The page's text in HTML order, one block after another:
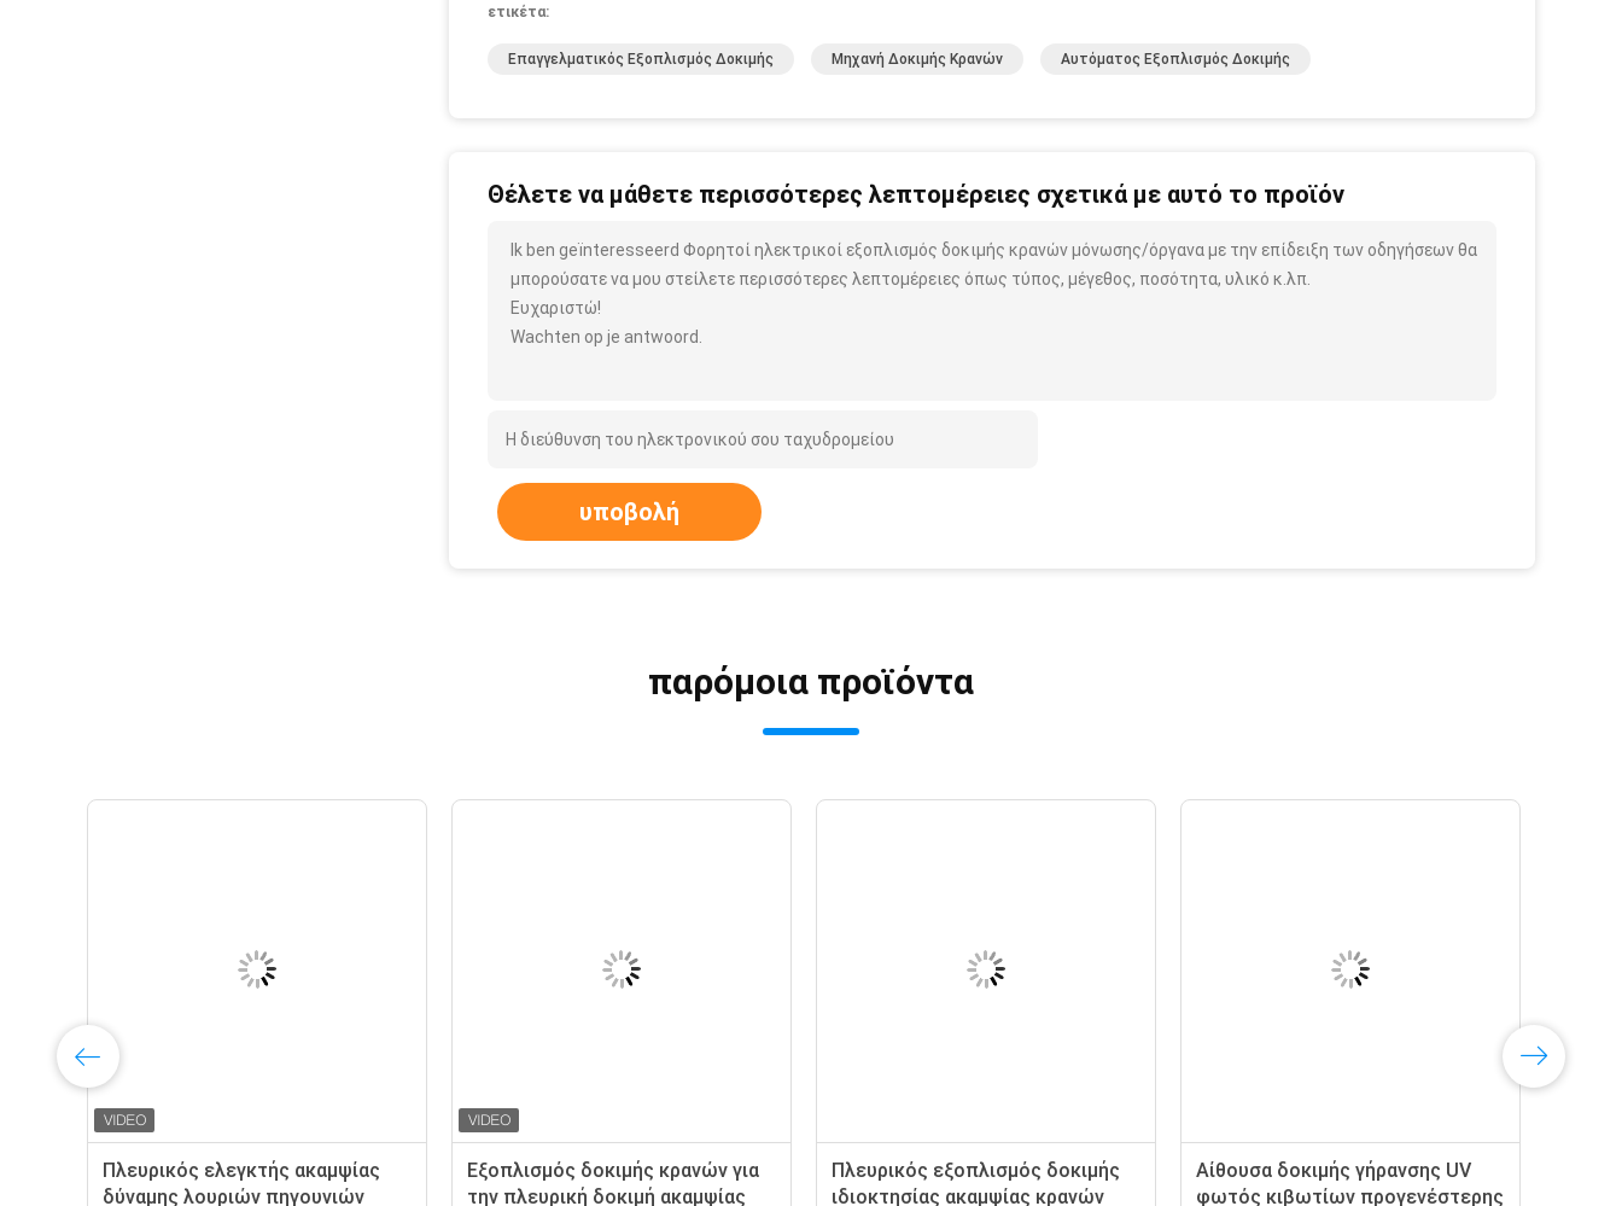
ετικέτα:
Επαγγελματικός Εξοπλισμός Δοκιμής Μηχανή Δοκιμής Κρανών Αυτόματος Εξοπλισμός Δοκιμής
Θέλετε να μάθετε περισσότερες λεπτομέρειες σχετικά με αυτό το προϊόν
Ik ben geïnteresseerd Φορητοί ηλεκτρικοί εξοπλισμός δοκιμής κρανών μόνωσης/όργανα με την επίδειξη των οδηγήσεων θα
μπορούσατε να μου στείλετε περισσότερες λεπτομέρειες όπως τύπος, μέγεθος, ποσότητα, υλικό κ.λπ.
Ευχαριστώ!
Wachten op je antwoord.
υποβολή
παρόμοια προϊόντα
Πλευρικός ελεγκτής ακαμψίας
δύναμης λουριών πηγουνιών
Εξοπλισμός δοκιμής κρανών για
την πλευρική δοκιμή ακαμψίας
Πλευρικός εξοπλισμός δοκιμής
ιδιοκτησίας ακαμψίας κρανών
Αίθουσα δοκιμής γήρανσης UV
φωτός κιβωτίων προγενέστερης